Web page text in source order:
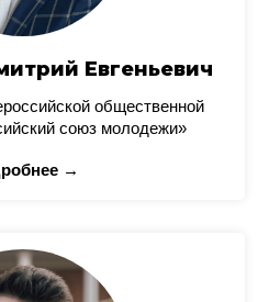
Евгеньевич
общественной
союз молодежи»
→